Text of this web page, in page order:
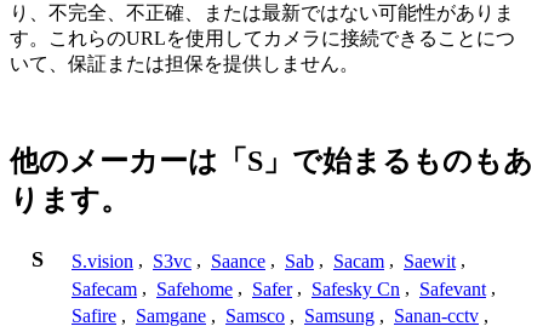
り、不完全、不正確、または最新ではない可能性がありま
す。これらのURLを使用してカメラに接続できることにつ
いて、保証または担保を提供しません。
他のメーカーは「S」で始まるものもあ
ります。
S S.vision , S3vc , Saance , Sab , Sacam , Saewit ,
Safecam , Safehome , Safer , Safesky Cn , Safevant ,
Safire , Samgane , Samsco , Samsung , Sanan-cctv ,